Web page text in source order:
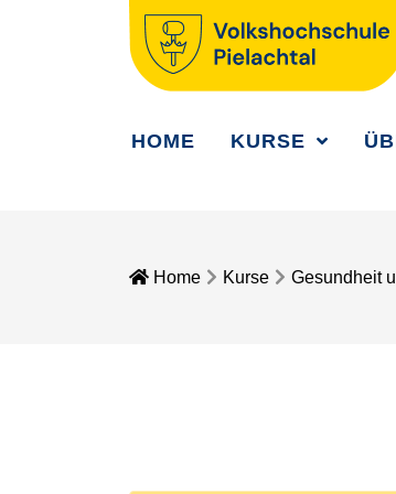
HOME KURSE
Home Kurse Gesundheit